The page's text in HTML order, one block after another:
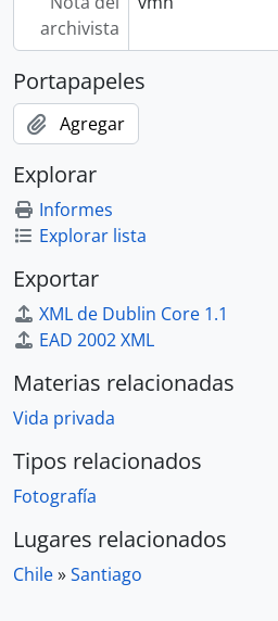
archivista
Portapapeles
Agregar
Explorar
Informes
Explorar lista
Exportar
XML de Dublin Core 1.1
EAD 2002 XML
Materias relacionadas
Vida privada
Tipos relacionados
Fotografía
Lugares relacionados
Chile»Santiago